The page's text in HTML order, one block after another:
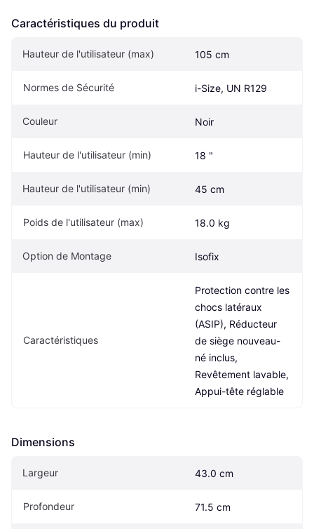
Caractéristiques du produit
Hauteur de l'utilisateur (max) 105 cm
Normes de Sécurité i-Size, UN R129
Couleur Noir
Hauteur de l'utilisateur (min) 18 "
Hauteur de l'utilisateur (min) 45 cm
Poids de l'utilisateur (max) 18.0 kg
Option de Montage Isofix
Caractéristiques
Protection contre les
chocs latéraux
(ASIP), Réducteur
de siège nouveau-
né inclus,
Revêtement lavable,
Appui-tête réglable
Dimensions
Largeur 43.0 cm
Profondeur 71.5 cm